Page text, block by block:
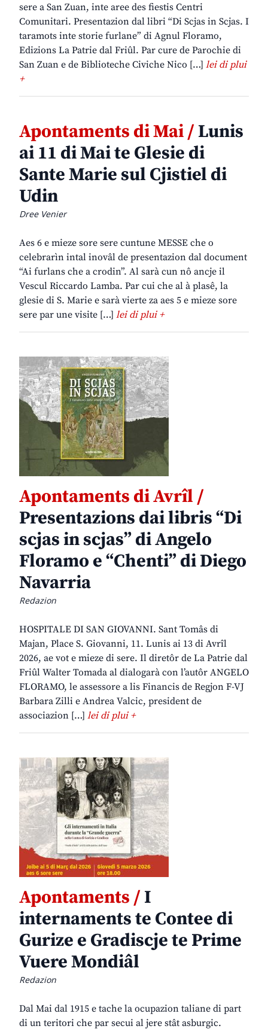
sere a San Zuan, inte aree des fiestis Centri
Comunitari. Presentazion dal libri “Di Scjas in Scjas. I
taramots inte storie furlane” di Agnul Floramo,
Edizions La Patrie dal Friûl. Par cure de Parochie di
San Zuan e de Biblioteche Civiche Nico […] lei di plui
+
Apontaments di Mai /Lunis
ai 11 di Mai te Glesie di
Sante Marie sul Cjistiel di
Udin
Dree Venier
Aes 6 e mieze sore sere cuntune MESSE che o
celebrarìn intal inovâl de presentazion dal document
“Ai furlans che a crodin”. Al sarà cun nô ancje il
Vescul Riccardo Lamba. Par cui che al à plasê, la
glesie di S. Marie e sarà vierte za aes 5 e mieze sore
sere par une visite […] lei di plui +
Apontaments di Avrîl /
Presentazions dai libris “Di
scjas in scjas” di Angelo
Floramo e “Chenti” di Diego
Navarria
Redazion
HOSPITALE DI SAN GIOVANNI. Sant Tomâs di
Majan, Place S. Giovanni, 11. Lunis ai 13 di Avrîl
2026, ae vot e mieze di sere. Il diretôr de La Patrie dal
Friûl Walter Tomada al dialogarà con l’autôr ANGELO
FLORAMO, le assessore a lis Financis de Regjon F-VJ
Barbara Zilli e Andrea Valcic, president de
associazion […] lei di plui +
Apontaments /I
internaments te Contee di
Gurize e Gradiscje te Prime
Vuere Mondiâl
Redazion
Dal Mai dal 1915 e tache la ocupazion taliane di part
di un teritori che par secui al jere stât asburgic.